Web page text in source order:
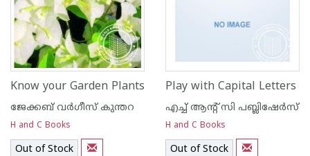
Know your Garden Plants
ജേക്കബ്‌ വര്‍ഗീസ്‌ കുന്തറ
H and C Books
Out of Stock
Play with Capital Letters
എച്ച് ആന്റ്‌ സി പബ്ലിഷേര്‍സ്
H and C Books
Out of Stock